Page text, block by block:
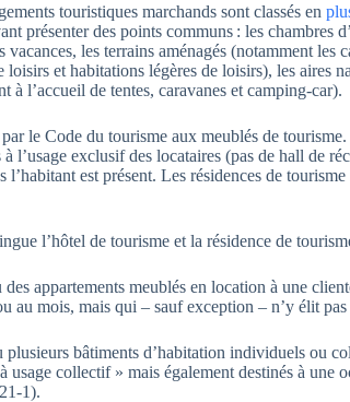
touristiques marchands sont classés en
présenter des points communs : les chambres
vacances, les terrains aménagés (notamment les
loisirs et habitations légères de loisirs), les aires
à l’accueil de tentes, caravanes et camping-car).
le Code du tourisme aux meublés de
l’usage exclusif des locataires (pas de hall de
l’habitant est présent. Les résidences de
l’hôtel de tourisme et la résidence de
appartements meublés en location à une
au mois, mais qui – sauf exception – n’y élit
plusieurs bâtiments d’habitation individuels ou
usage collectif » mais également destinés à une
1).